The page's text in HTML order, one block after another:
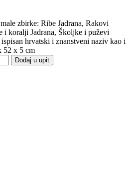
zbirke: Ribe Jadrana, Rakovi
i koralji Jadrana, Školjke i puževi
hrvatski i znanstveni naziv kao i
52 x 5 cm
Dodaj u upit